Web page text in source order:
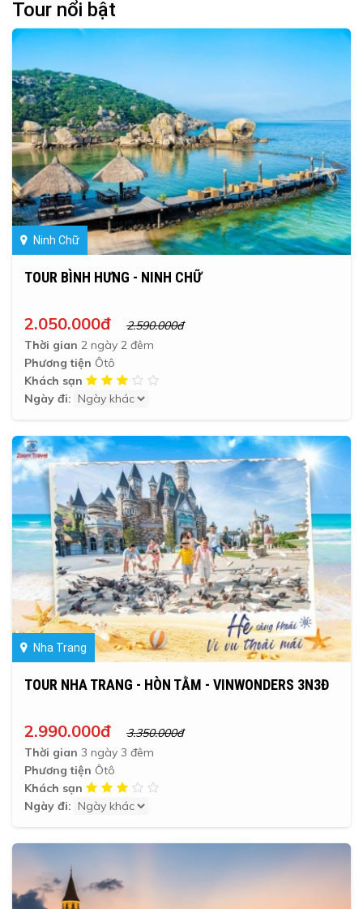
Tour nổi bật
Ninh Chữ
TOUR BÌNH HƯNG - NINH CHỮ
2.050.000đ
2.590.000đ
Thời gian 2 ngày 2 đêm
Phương tiện Ôtô
Khách sạn
Ngày đi:
Nha Trang
TOUR NHA TRANG - HÒN TẰM - VINWONDERS 3N3Đ
2.990.000đ
3.350.000đ
Thời gian 3 ngày 3 đêm
Phương tiện Ôtô
Khách sạn
Ngày đi: